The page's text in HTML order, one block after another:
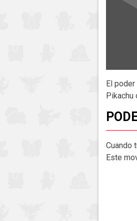
El
Pikachu
Cuando
Este